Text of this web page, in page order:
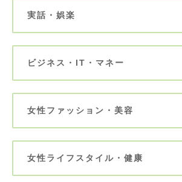
実話・娯楽
ビジネス・IT・マネー
女性ファッション・美容
女性ライフスタイル・健康